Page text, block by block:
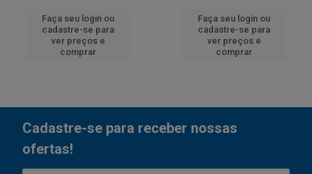
Faça seu login ou
cadastre-se para
ver preços e
comprar
Faça seu login ou
cadastre-se para
ver preços e
comprar
Cadastre-se para receber nossas
ofertas!